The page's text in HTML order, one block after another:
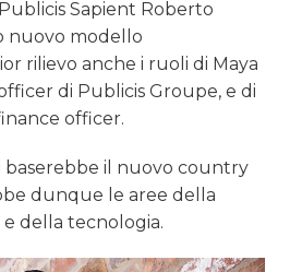
Sapient Roberto
nuovo modello
rilievo anche i ruoli di Maya
di Publicis Groupe, e di
officer.
baserebbe il nuovo country
dunque le aree della
della tecnologia.